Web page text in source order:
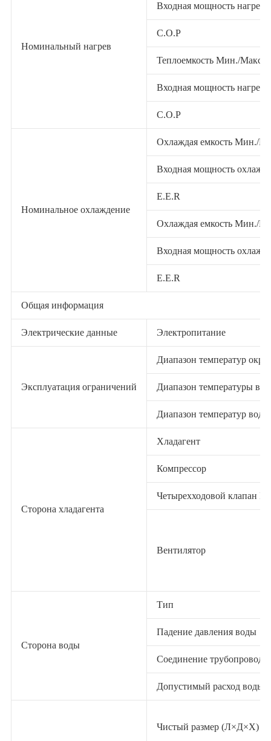
Номинальный нагрев
Входная мощность
C.O.P
Теплоемкость Мин./Макс
Входная мощность
C.O.P
Номинальное охлаждение
Охлаждая емкость Мин./
Входная мощность
E.E.R
Охлаждая емкость Мин./
Входная мощность
E.E.R
Общая информация
Электрические данные Электропитание
Эксплуатация ограничений
Диапазон температур
Диапазон температуры
Диапазон температур
Сторона хладагента
Хладагент
Компрессор
Четырехходовой клапан
Вентилятор
Сторона воды
Тип
Падение давления воды
Соединение
Допустимый расход
Чистый размер (Л×Д×Х)